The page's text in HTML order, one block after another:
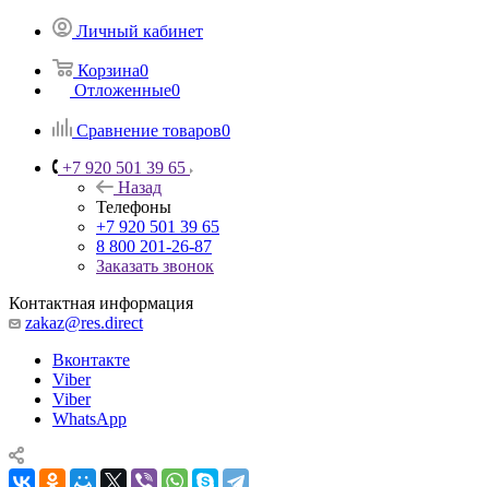
Личный кабинет
Корзина0
Отложенные0
Сравнение товаров0
+7 920 501 39 65
Назад
Телефоны
+7 920 501 39 65
8 800 201-26-87
Заказать звонок
Контактная информация
zakaz@res.direct
Вконтакте
Viber
Viber
WhatsApp